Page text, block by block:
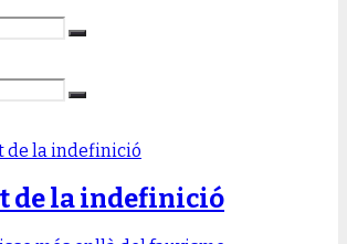
de la indefinició